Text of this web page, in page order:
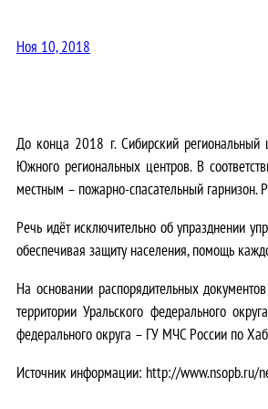
Ноя 10, 2018
До конца 2018 г. Сибирский региональный
Южного региональных центров. В
местным – пожарно-спасательный гарнизон.
Речь идёт исключительно об упразднении
обеспечивая защиту населения, помощь
На основании распорядительных
территории Уральского федерального
федерального округа – ГУ МЧС России по
Источник информации: http://www.nsopb.ru/